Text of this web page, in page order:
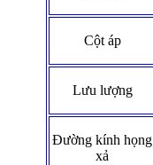
Cột áp
Lưu lượng
Đường kính họng
xả